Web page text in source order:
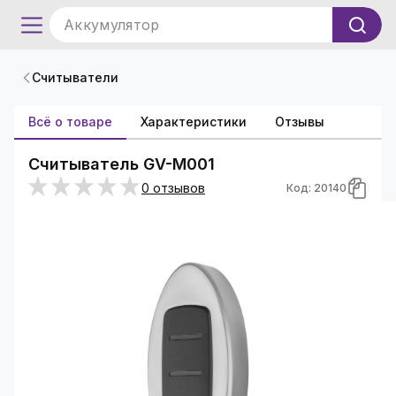
Аккумулятор
Считыватели
Всё о товаре Характеристики Отзывы
Считыватель GV-M001
0 отзывов Код: 20140